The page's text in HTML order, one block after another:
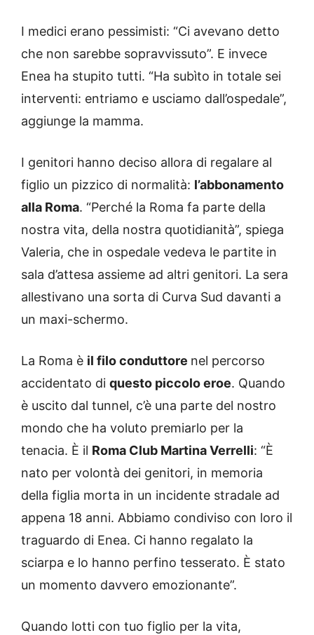
I medici erano pessimisti: “Ci avevano detto
che non sarebbe sopravvissuto”. E invece
Enea ha stupito tutti. “Ha subìto in totale sei
interventi: entriamo e usciamo dall’ospedale”,
aggiunge la mamma.
I genitori hanno deciso allora di regalare al
figlio un pizzico di normalità: l’abbonamento
alla Roma. “Perché la Roma fa parte della
nostra vita, della nostra quotidianità”, spiega
Valeria, che in ospedale vedeva le partite in
sala d’attesa assieme ad altri genitori. La sera
allestivano una sorta di Curva Sud davanti a
un maxi-schermo.
La Roma è il filo conduttore nel percorso
accidentato di questo piccolo eroe. Quando
è uscito dal tunnel, c’è una parte del nostro
mondo che ha voluto premiarlo per la
tenacia. È il Roma Club Martina Verrelli: “È
nato per volontà dei genitori, in memoria
della figlia morta in un incidente stradale ad
appena 18 anni. Abbiamo condiviso con loro il
traguardo di Enea. Ci hanno regalato la
sciarpa e lo hanno perfino tesserato. È stato
un momento davvero emozionante”.
Quando lotti con tuo figlio per la vita,